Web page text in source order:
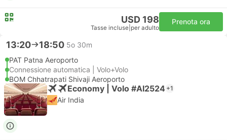
USD 198
Tasse incluse per adulto
Prenota ora
13:20 18:50 5o 30m
PAT Patna Aeroporto
Connessione automatica | Volo+Volo
BOM Chhatrapati Shivaji Aeroporto
Economy | Volo #AI2524 +1
Air India